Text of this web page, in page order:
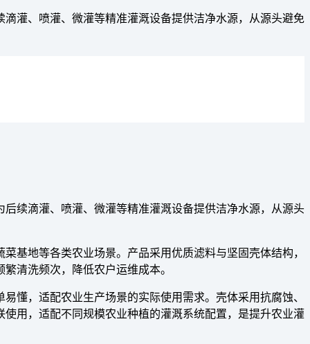
灌、喷灌、微灌等精准灌溉设备提供洁净水源，从源头避免
续滴灌、喷灌、微灌等精准灌溉设备提供洁净水源，从源头
基地等各类农业场景。产品采用优质滤料与坚固壳体结构，
清洗频次，降低农户运维成本。
懂，适配农业生产场景的实际使用需求。壳体采用抗腐蚀、
用，适配不同规模农业种植的灌溉系统配置，是提升农业灌